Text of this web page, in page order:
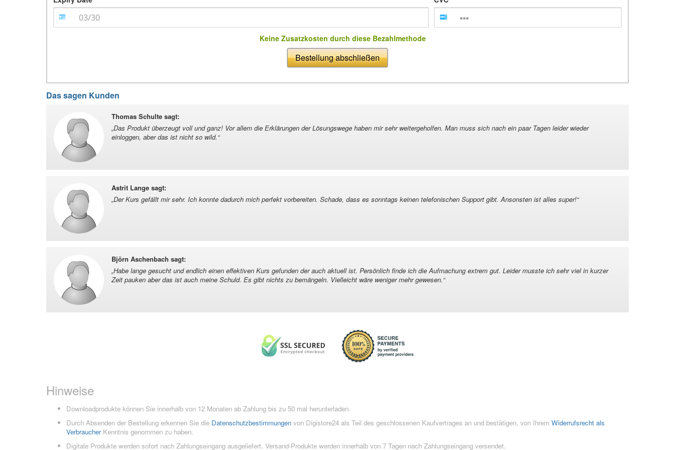
Keine Zusatzkosten durch diese Bezahlmethode
Bestellung abschließen
Das sagen Kunden
Thomas Schulte sagt:
„Das Produkt überzeugt voll und ganz! Vor allem die Erklärungen der Lösungswege haben mir sehr weitergeholfen. Man muss sich nach ein paar Tagen leider wieder
einloggen, aber das ist nicht so wild.“
Astrit Lange sagt:
„Der Kurs gefällt mir sehr. Ich konnte dadurch mich perfekt vorbereiten. Schade, dass es sonntags keinen telefonischen Support gibt. Ansonsten ist alles super!“
Björn Aschenbach sagt:
„Habe lange gesucht und endlich einen effektiven Kurs gefunden der auch aktuell ist. Persönlich finde ich die Aufmachung extrem gut. Leider musste ich sehr viel in kurzer
Zeit pauken aber das ist auch meine Schuld. Es gibt nichts zu bemängeln. Vielleicht wäre weniger mehr gewesen.“
Hinweise
Downloadprodukte können Sie innerhalb von 12 Monaten ab Zahlung bis zu 50 mal herunterladen.
Durch Absenden der Bestellung erkennen Sie die Datenschutzbestimmungen von Digistore24 als Teil des geschlossenen Kaufvertrages an und bestätigen, von Ihrem Widerrufsrecht als
VerbraucherKenntnis genommen zu haben.
Digitale Produkte werden sofort nach Zahlungseingang ausgeliefert. Versand-Produkte werden innerhalb von 7 Tagen nach Zahlungseingang versendet.